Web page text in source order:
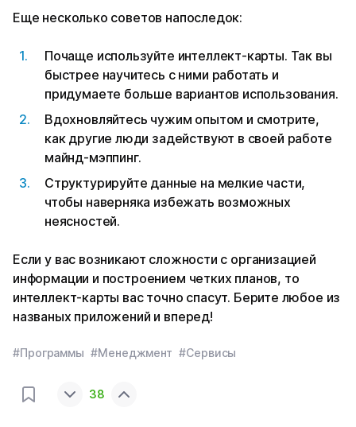
Еще несколько советов напоследок:
Почаще используйте интеллект-карты. Так вы
быстрее научитесь с ними работать и
придумаете больше вариантов использования.
Вдохновляйтесь чужим опытом и смотрите,
как другие люди задействуют в своей работе
майнд-мэппинг.
Структурируйте данные на мелкие части,
чтобы наверняка избежать возможных
неясностей.
Если у вас возникают сложности с организацией
информации и построением четких планов, то
интеллект-карты вас точно спасут. Берите любое из
названых приложений и вперед!
#Программы #Менеджмент #Сервисы
38